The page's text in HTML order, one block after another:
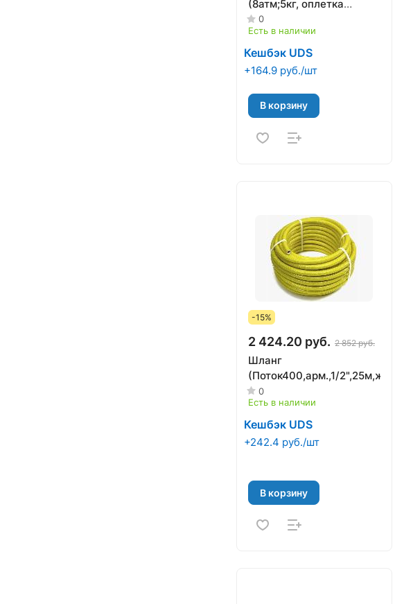
(8атм;5кг, оплетка
чулок)
0
Есть в наличии
Кешбэк UDS
+164.9 руб./шт
В корзину
-15%
2 424.20 руб. 2 852 руб.
Шланг
(Поток400,арм.,1/2",25м,жел)
0
Есть в наличии
Кешбэк UDS
+242.4 руб./шт
В корзину